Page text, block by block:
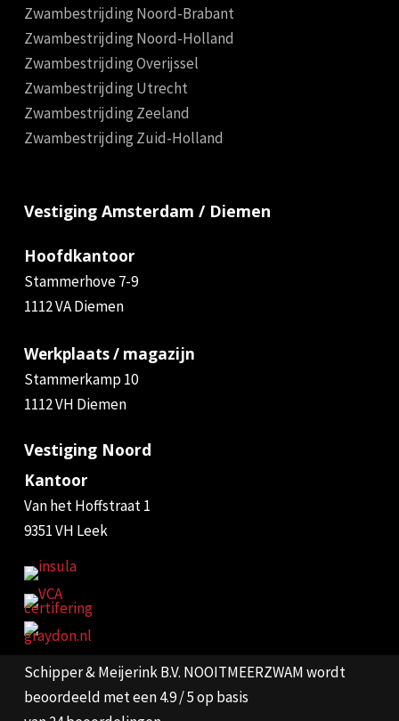
Zwambestrijding Noord-Brabant
Zwambestrijding Noord-Holland
Zwambestrijding Overijssel
Zwambestrijding Utrecht
Zwambestrijding Zeeland
Zwambestrijding Zuid-Holland
Vestiging Amsterdam / Diemen
Hoofdkantoor
Stammerhove 7-9
1112 VA Diemen
Werkplaats / magazijn
Stammerkamp 10
1112 VH Diemen
Vestiging Noord
Kantoor
Van het Hoffstraat 1
9351 VH Leek
Schipper & Meijerink B.V. NOOITMEERZWAMwordt
beoordeeld met een 4.9 / 5 op basis